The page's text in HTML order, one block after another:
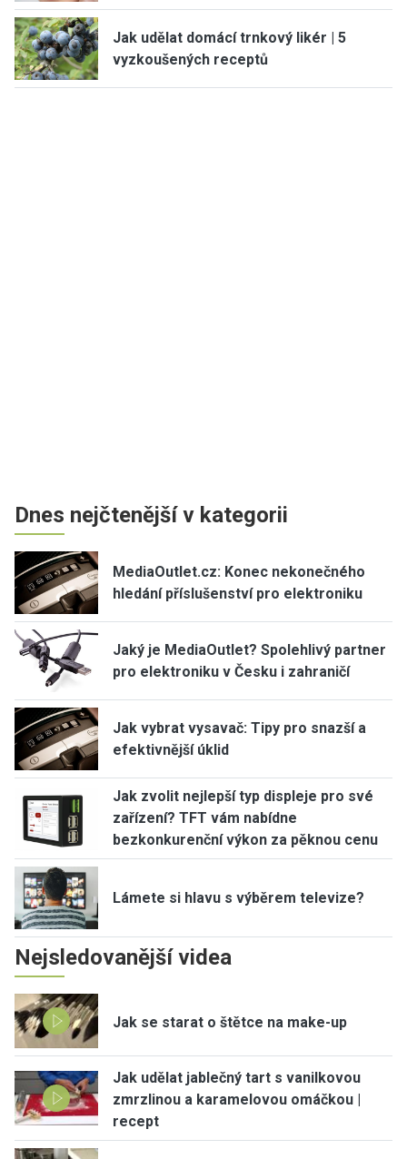
Jak udělat domácí trnkový likér | 5
vyzkoušených receptů
Dnes nejčtenější v kategorii
MediaOutlet.cz: Konec nekonečného
hledání příslušenství pro elektroniku
Jaký je MediaOutlet? Spolehlivý partner
pro elektroniku v Česku i zahraničí
Jak vybrat vysavač: Tipy pro snazší a
efektivnější úklid
Jak zvolit nejlepší typ displeje pro své
zařízení? TFT vám nabídne
bezkonkurenční výkon za pěknou cenu
Lámete si hlavu s výběrem televize?
Nejsledovanější videa
Jak se starat o štětce na make-up
Jak udělat jablečný tart s vanilkovou
zmrzlinou a karamelovou omáčkou |
recept